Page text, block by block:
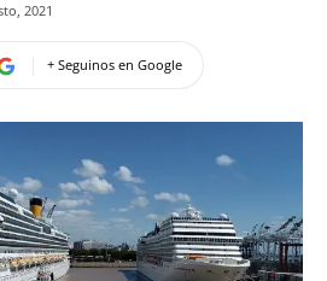
2021
+ Seguinos en Google